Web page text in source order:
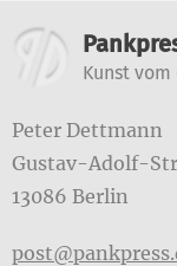
Weitere
Kunst
Peter Dettmann
Gustav-Adolf-
13086 Berlin